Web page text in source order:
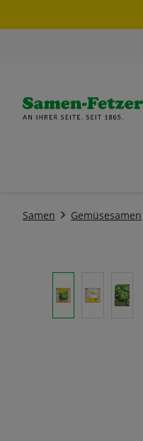
Zur Hauptnavigation
Samen Gemüsesamen